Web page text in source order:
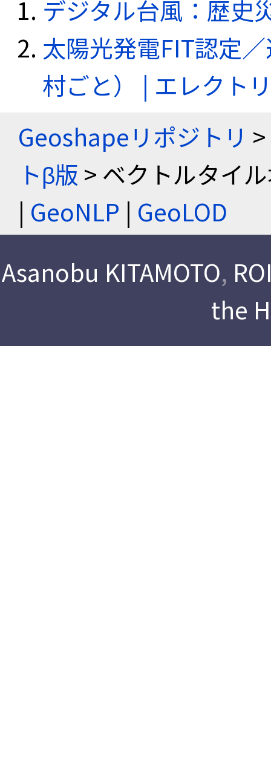
デジタル台風：歴史
太陽光発電FIT認定
村ごと） | エレクト
Geoshapeリポジトリ >
トβ版 > ベクトルタイ
| GeoNLP | GeoLOD
Asanobu KITAMOTO,
the